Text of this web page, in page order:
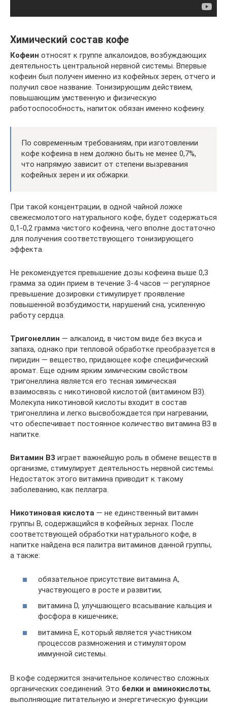
Химический состав кофе
Кофеин относят к группе алкалоидов, возбуждающих
деятельность центральной нервной системы. Впервые
кофеин был получен именно из кофейных зерен, отчего и
получил свое название. Тонизирующим действием,
повышающим умственную и физическую
работоспособность, напиток обязан именно кофеину.
По современным требованиям, при изготовлении
кофе кофеина в нем должно быть не менее 0,7%,
что напрямую зависит от степени вызревания
кофейных зерен и их обжарки.
При такой концентрации, в одной чайной ложке
свежесмолотого натурального кофе, будет содержаться
0,1-0,2 грамма чистого кофеина, чего вполне достаточно
для получения соответствующего тонизирующего
эффекта.
Не рекомендуется превышение дозы кофеина выше 0,3
грамма за один прием в течение 3-4 часов — регулярное
превышение дозировки стимулирует проявление
повышенной возбудимости, нарушений сна, усиленную
работу сердца.
Тригонеллин — алкалоид, в чистом виде без вкуса и
запаха, однако при тепловой обработке преобразуется в
пиридин — вещество, придающее кофе специфический
аромат. Еще одним ярким химическим свойством
тригонеллина является его тесная химическая
взаимосвязь с никотиновой кислотой (витамином В3).
Молекула никотиновой кислоты входит в состав
тригонеллина и легко высвобождается при нагревании,
что обеспечивает постоянное количество витамина В3 в
напитке.
Витамин В3 играет важнейшую роль в обмене веществ в
организме, стимулирует деятельность нервной системы.
Недостаток этого витамина приводит к такому
заболеванию, как пеллагра.
Никотиновая кислота — не единственный витамин
группы В, содержащийся в кофейных зернах. После
соответствующей обработки натурального кофе, в
напитке найдена вся палитра витаминов данной группы,
а также:
обязательное присутствие витамина А,
участвующего в росте и развитии;
витамина D, улучшающего всасывание кальция и
фосфора в кишечнике;
витамина Е, который является участником
процессов размножения и стимулятором
иммунной системы.
В кофе содержится значительное количество сложных
органических соединений. Это белки и аминокислоты,
выполняющие питательную и энергетическую функции